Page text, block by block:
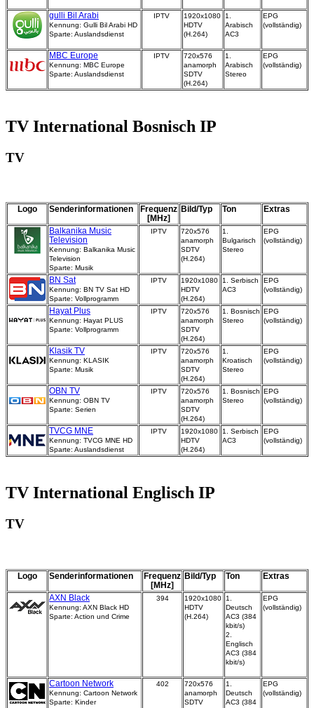
gulli Bil Arabi
Kennung: Gulli Bil Arabi HD
Sparte: Auslandsdienst
IPTV
1920x1080
HDTV
(H.264)
1.
Arabisch
AC3
EPG
(vollständig)
MBC Europe
Kennung: MBC Europe
Sparte: Auslandsdienst
IPTV
720x576
anamorph
SDTV
(H.264)
1.
Arabisch
Stereo
EPG
(vollständig)
TV International Bosnisch IP
TV
Logo Senderinformationen
Frequenz
[MHz]
Bild/Typ Ton Extras
Balkanika Music
Television
Kennung: Balkanika Music
Television
Sparte: Musik
IPTV
720x576
anamorph
SDTV
(H.264)
1.
Bulgarisch
Stereo
EPG
(vollständig)
BN Sat
Kennung: BN TV Sat HD
Sparte: Vollprogramm
IPTV
1920x1080
HDTV
(H.264)
1. Serbisch
AC3
EPG
(vollständig)
Hayat Plus
Kennung: Hayat PLUS
Sparte: Vollprogramm
IPTV
720x576
anamorph
SDTV
(H.264)
1. Bosnisch
Stereo
EPG
(vollständig)
Klasik TV
Kennung: KLASIK
Sparte: Musik
IPTV
720x576
anamorph
SDTV
(H.264)
1.
Kroatisch
Stereo
EPG
(vollständig)
OBN TV
Kennung: OBN TV
Sparte: Serien
IPTV
720x576
anamorph
SDTV
(H.264)
1. Bosnisch
Stereo
EPG
(vollständig)
TVCG MNE
Kennung: TVCG MNE HD
Sparte: Auslandsdienst
IPTV
1920x1080
HDTV
(H.264)
1. Serbisch
AC3
EPG
(vollständig)
TV International Englisch IP
TV
Logo Senderinformationen
Frequenz
[MHz]
Bild/Typ Ton Extras
AXN Black
Kennung: AXN Black HD
Sparte: Action und Crime
394
1920x1080
HDTV
(H.264)
1.
Deutsch
AC3 (384
kbit/s)
2.
Englisch
AC3 (384
kbit/s)
EPG
(vollständig)
Cartoon Network
Kennung: Cartoon Network
Sparte: Kinder
402
720x576
anamorph
SDTV
1.
Deutsch
AC3 (384
EPG
(vollständig)